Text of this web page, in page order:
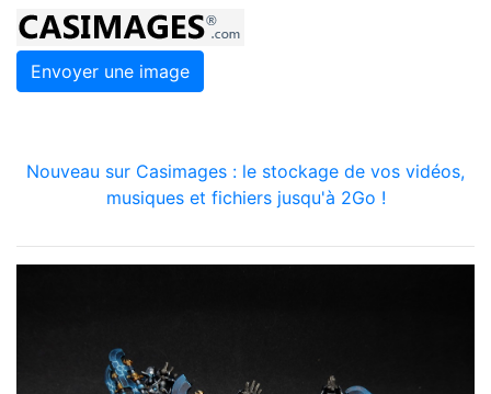
Envoyer une image
Nouveau sur Casimages : le stockage de vos vidéos,
musiques et fichiers jusqu'à 2Go !